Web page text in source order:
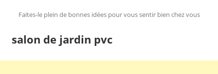
Faites-le plein de bonnes idées pour vous sentir bien chez vous
salon de jardin pvc